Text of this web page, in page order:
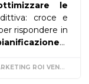
le
croce e
rispondere in
...
ROI VENDITE